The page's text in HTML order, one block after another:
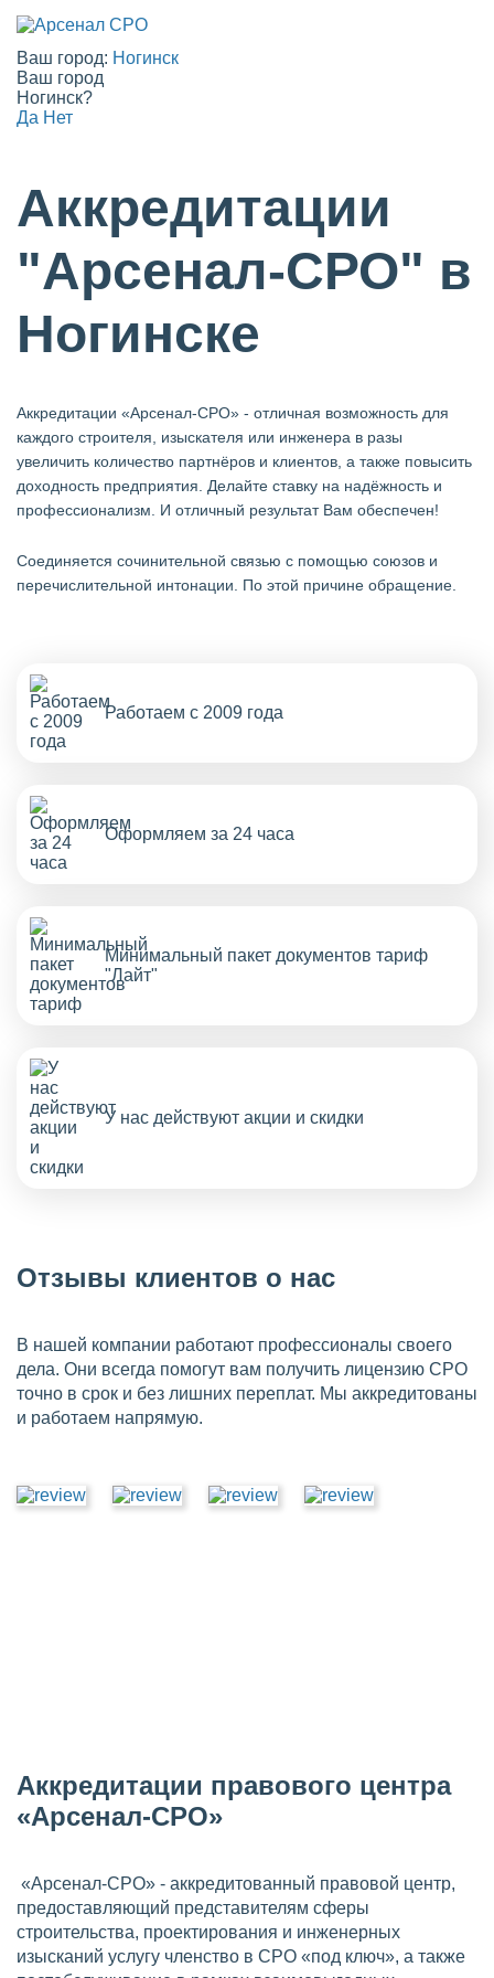
Ваш город: Ногинск
Ваш город
Ногинск?
Да Нет
Аккредитации
"Арсенал-СРО" в
Ногинске
Аккредитации «Арсенал-СРО» - отличная возможность для
каждого строителя, изыскателя или инженера в разы
увеличить количество партнёров и клиентов, а также повысить
доходность предприятия. Делайте ставку на надёжность и
профессионализм. И отличный результат Вам обеспечен!
Cоединяется сочинительной связью с помощью союзов и
перечислительной интонации. По этой причине обращение.
Работаем с 2009 года
Оформляем за 24 часа
Минимальный пакет документов тариф
"Лайт"
У нас действуют акции и скидки
Отзывы клиентов о нас
В нашей компании работают профессионалы своего
дела. Они всегда помогут вам получить лицензию СРО
точно в срок и без лишних переплат. Мы аккредитованы
и работаем напрямую.
Аккредитации правового центра
«Арсенал-СРО»
«Арсенал-СРО» - аккредитованный правовой центр,
предоставляющий представителям сферы
строительства, проектирования и инженерных
изысканий услугу членство в СРО «под ключ», а также